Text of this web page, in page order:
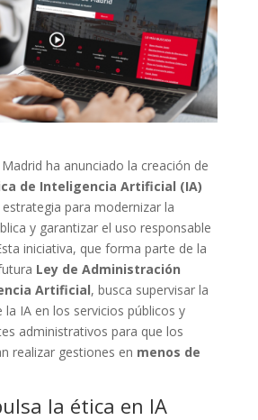
ha anunciado la creación de
de Inteligencia Artificial (IA)
para modernizar la
y garantizar el uso responsable
iniciativa, que forma parte de la
Ley de Administración
Artificial, busca supervisar la
la IA en los servicios públicos y
administrativos para que los
realizar gestiones en menos de
la ética en IA